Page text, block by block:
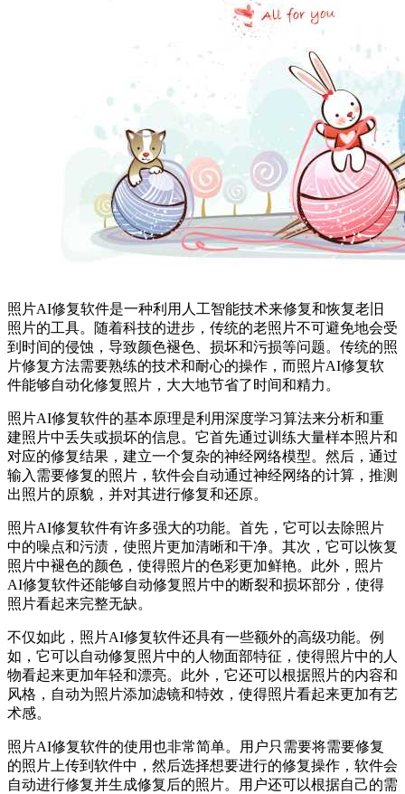
照片AI修复软件是一种利用人工智能技术来修复和恢复老旧
照片的工具。随着科技的进步，传统的老照片不可避免地会受
到时间的侵蚀，导致颜色褪色、损坏和污损等问题。传统的照
片修复方法需要熟练的技术和耐心的操作，而照片AI修复软
件能够自动化修复照片，大大地节省了时间和精力。
照片AI修复软件的基本原理是利用深度学习算法来分析和重
建照片中丢失或损坏的信息。它首先通过训练大量样本照片和
对应的修复结果，建立一个复杂的神经网络模型。然后，通过
输入需要修复的照片，软件会自动通过神经网络的计算，推测
出照片的原貌，并对其进行修复和还原。
照片AI修复软件有许多强大的功能。首先，它可以去除照片
中的噪点和污渍，使照片更加清晰和干净。其次，它可以恢复
照片中褪色的颜色，使得照片的色彩更加鲜艳。此外，照片
AI修复软件还能够自动修复照片中的断裂和损坏部分，使得
照片看起来完整无缺。
不仅如此，照片AI修复软件还具有一些额外的高级功能。例
如，它可以自动修复照片中的人物面部特征，使得照片中的人
物看起来更加年轻和漂亮。此外，它还可以根据照片的内容和
风格，自动为照片添加滤镜和特效，使得照片看起来更加有艺
术感。
照片AI修复软件的使用也非常简单。用户只需要将需要修复
的照片上传到软件中，然后选择想要进行的修复操作，软件会
自动进行修复并生成修复后的照片。用户还可以根据自己的需